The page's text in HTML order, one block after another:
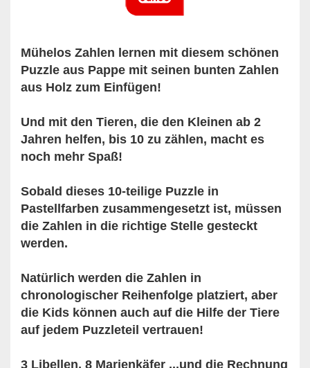
Mühelos Zahlen lernen mit diesem schönen
Puzzle aus Pappe mit seinen bunten Zahlen
aus Holz zum Einfügen!
Und mit den Tieren, die den Kleinen ab 2
Jahren helfen, bis 10 zu zählen, macht es
noch mehr Spaß!
Sobald dieses 10-teilige Puzzle in
Pastellfarben zusammengesetzt ist, müssen
die Zahlen in die richtige Stelle gesteckt
werden.
Natürlich werden die Zahlen in
chronologischer Reihenfolge platziert, aber
die Kids können auch auf die Hilfe der Tiere
auf jedem Puzzleteil vertrauen!
3 Libellen, 8 Marienkäfer ...und die Rechnung